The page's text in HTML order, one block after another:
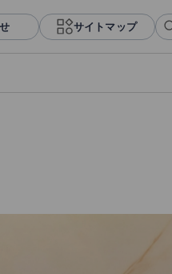
サイトマップ